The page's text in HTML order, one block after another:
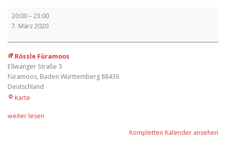
20:00–23:00
7. März 2020
Rössle Füramoos
Ellwanger Straße 3
Füramoos, Baden Württemberg 88436
Deutschland
Karte
weiter lesen
Kompletten Kalender ansehen